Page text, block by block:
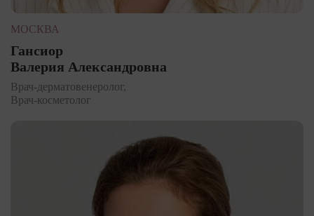
МОСКВА
Гансиор
Валерия Александровна
Врач-дерматовенеролог,
Врач-косметолог